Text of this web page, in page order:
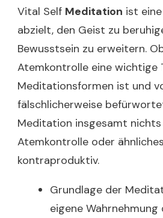
Vital Self Meditation ist
abzielt, den Geist zu
Bewusstsein zu erweitern.
Atemkontrolle eine wichtige
Meditationsformen ist und
fälschlicherweise
Meditation insgesamt
Atemkontrolle oder
kontraproduktiv.
Grundlage der
eigene Wahrnehmung